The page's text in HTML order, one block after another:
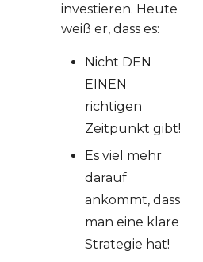
investieren. Heute
weiß er, dass es:
Nicht DEN
EINEN
richtigen
Zeitpunkt gibt!
Es viel mehr
darauf
ankommt, dass
man eine klare
Strategie hat!